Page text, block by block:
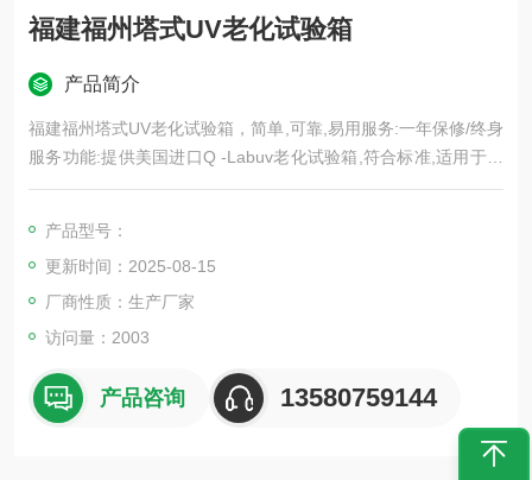
福建福州塔式UV老化试验箱
产品简介
福建福州塔式UV老化试验箱，简单,可靠,易用服务:一年保修/终身
服务功能:提供美国进口Q -Labuv老化试验箱,符合标准,适用于涂
料,汽车,纺织等行业,提供一年，更多资讯请与科迪仪器联系。
产品型号：
更新时间：2025-08-15
厂商性质：生产厂家
访问量：2003
产品咨询 13580759144